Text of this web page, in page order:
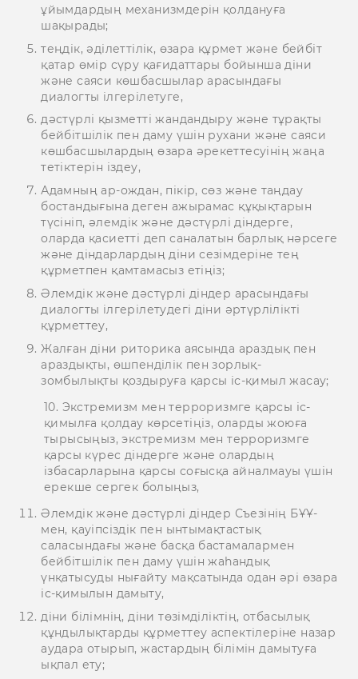
ұйымдардың механизмдерін қолдануға
шақырады;
теңдік, әділеттілік, өзара құрмет және бейбіт
қатар өмір сүру қағидаттары бойынша діни
және саяси көшбасшылар арасындағы
диалогты ілгерілетуге,
дәстүрлі қызметті жандандыру және тұрақты
бейбітшілік пен даму үшін рухани және саяси
көшбасшылардың өзара әрекеттесуінің жаңа
тетіктерін іздеу,
Адамның ар-ождан, пікір, сөз және таңдау
бостандығына деген ажырамас құқықтарын
түсініп, әлемдік және дәстүрлі діндерге,
оларда қасиетті деп саналатын барлық нәрсеге
және діндарлардың діни сезімдеріне тең
құрметпен қамтамасыз етіңіз;
Әлемдік және дәстүрлі діндер арасындағы
диалогты ілгерілетудегі діни әртүрлілікті
құрметтеу,
Жалған діни риторика аясында араздық пен
араздықты, өшпенділік пен зорлық-
зомбылықты қоздыруға қарсы іс-қимыл жасау;
10. Экстремизм мен терроризмге қарсы іс-
қимылға қолдау көрсетіңіз, оларды жоюға
тырысыңыз, экстремизм мен терроризмге
қарсы күрес діндерге және олардың
ізбасарларына қарсы соғысқа айналмауы үшін
ерекше сергек болыңыз,
Әлемдік және дәстүрлі діндер Съезінің БҰҰ-
мен, қауіпсіздік пен ынтымақтастық
саласындағы және басқа бастамалармен
бейбітшілік пен даму үшін жаһандық
үнқатысуды нығайту мақсатында одан әрі өзара
іс-қимылын дамыту,
діни білімнің, діни төзімділіктің, отбасылық
құндылықтарды құрметтеу аспектілеріне назар
аудара отырып, жастардың білімін дамытуға
ықпал ету;